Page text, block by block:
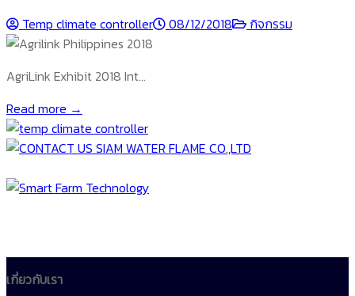
Temp climate controller 08/12/2018 กิจกรรม
AgriLink Exhibit 2018 Int…
Read more →
เกี่ยวกับเรา